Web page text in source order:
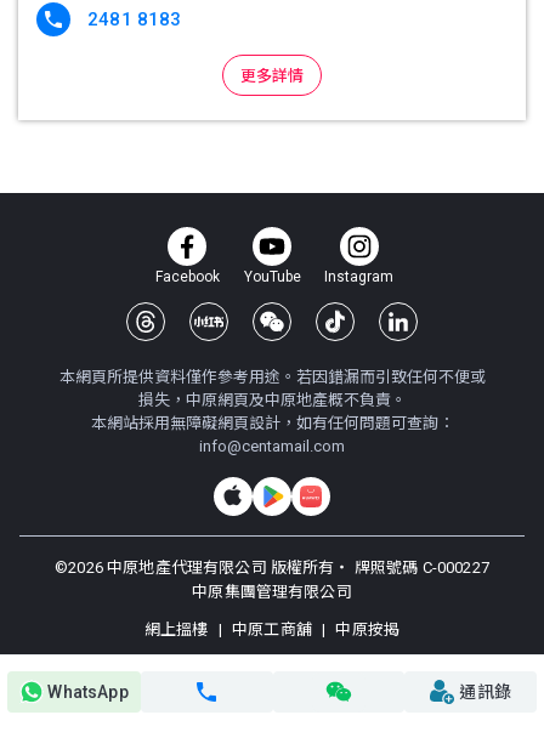
 2481 8183
更多詳情
WhatsApp 通訊錄
Facebook YouTube Instagram
本網頁所提供資料僅作參考用途。若因錯漏而引致任何不便或
損失，中原網頁及中原地產概不負責。
本網站採用無障礙網頁設計，如有任何問題可查詢：
info@centamail.com
©2026中原地產代理有限公司 版權所有・ 牌照號碼 C-000227
中原集團管理有限公司
網上搵樓 | 中原工商舖 | 中原按揭